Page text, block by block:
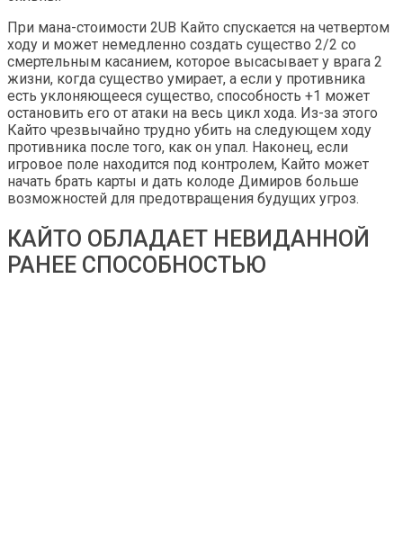
При мана-стоимости 2UB Кайто спускается на четвертом
ходу и может немедленно создать существо 2/2 со
смертельным касанием, которое высасывает у врага 2
жизни, когда существо умирает, а если у противника
есть уклоняющееся существо, способность +1 может
остановить его от атаки на весь цикл хода. Из-за этого
Кайто чрезвычайно трудно убить на следующем ходу
противника после того, как он упал. Наконец, если
игровое поле находится под контролем, Кайто может
начать брать карты и дать колоде Димиров больше
возможностей для предотвращения будущих угроз.
КАЙТО ОБЛАДАЕТ НЕВИДАННОЙ
РАНЕЕ СПОСОБНОСТЬЮ